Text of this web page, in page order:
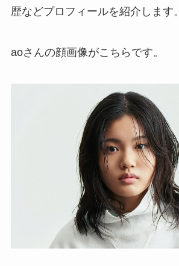
歴などプロフィールを紹介します。
aoさんの顔画像がこちらです。